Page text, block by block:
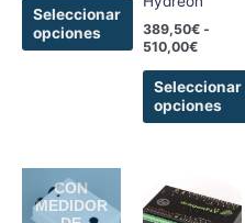
Seleccionar
opciones
página
389,50€ -
510,00€
Seleccionar
opciones
página
de
producto
CON
MEDIDOR
de
precios:
producto
de
precios:
producto